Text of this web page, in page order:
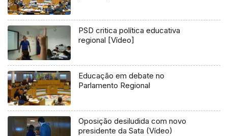
PSD critica política educativa
regional [Vídeo]
Educação em debate no
Parlamento Regional
Oposição desiludida com novo
presidente da Sata (Vídeo)